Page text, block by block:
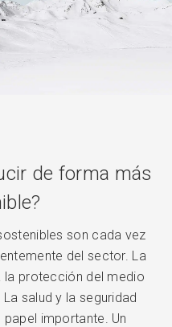
de forma más
son cada vez
del sector. La
la protección del medio
salud y la seguridad
importante. Un